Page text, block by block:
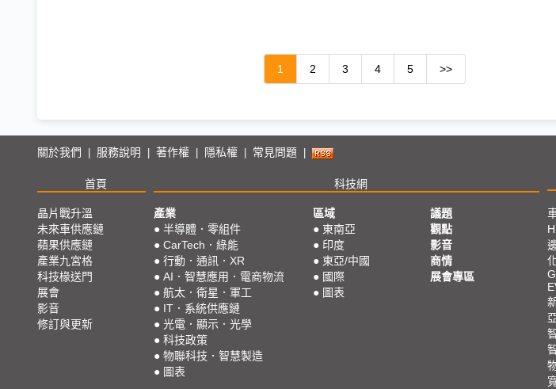
1 2 3 4 5 >>
關於我們 服務說明 著作權 隱私權 常見問題
首頁 科技網
晶片戰升溫
未來車供應鏈
蘋果供應鏈
產業九宮格
科技椽送門
展會
影音
修訂與更新
產業
● 半導體．零組件
● CarTech．綠能
● 行動．通訊．XR
● AI．智慧應用．電商物流
● 航太．衛星．軍工
● IT．系統供應鏈
● 光電．顯示．光學
● 科技政策
● 物聯科技．智慧製造
● 圖表
區域
● 東南亞
● 印度
● 東亞/中國
● 國際
● 圖表
議題
觀點
影音
商情
展會專區